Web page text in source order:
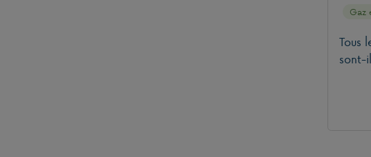
Tous
sont-
Gaz